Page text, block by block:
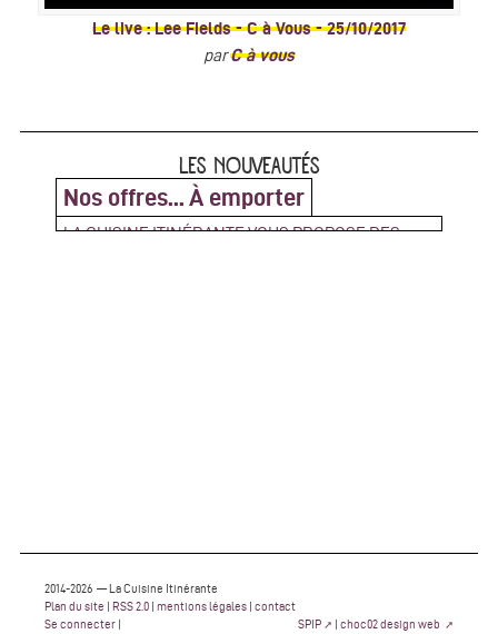
Le live : Lee Fields - C à Vous - 25/10/2017
parC à vous
LES NOUVEAUTÉS
Nos offres... À emporter
LA CUISINE ITINÉRANTE VOUS PROPOSE DES
2014-2026 — La Cuisine Itinérante
Plan du site |RSS 2.0 |mentions légales |contact
Se connecter | SPIP | choc02 design web